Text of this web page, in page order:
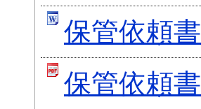
保管依頼書
保管依頼書